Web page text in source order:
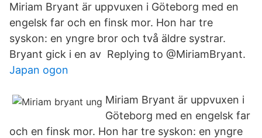
Miriam Bryant är uppvuxen i Göteborg med en
engelsk far och en finsk mor. Hon har tre
syskon: en yngre bror och två äldre systrar.
Bryant gick i en av Replying to @MiriamBryant.
Japan ogon
Miriam Bryant är uppvuxen i
Göteborg med en engelsk far
och en finsk mor. Hon har tre syskon: en yngre